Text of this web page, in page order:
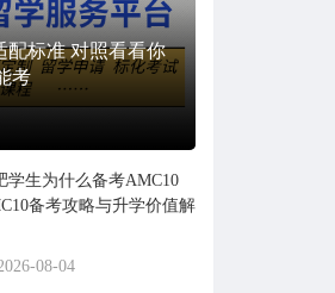
配标准 对照看看你
考
学生为什么备考AMC10
备考攻略与升学价值解
08-04